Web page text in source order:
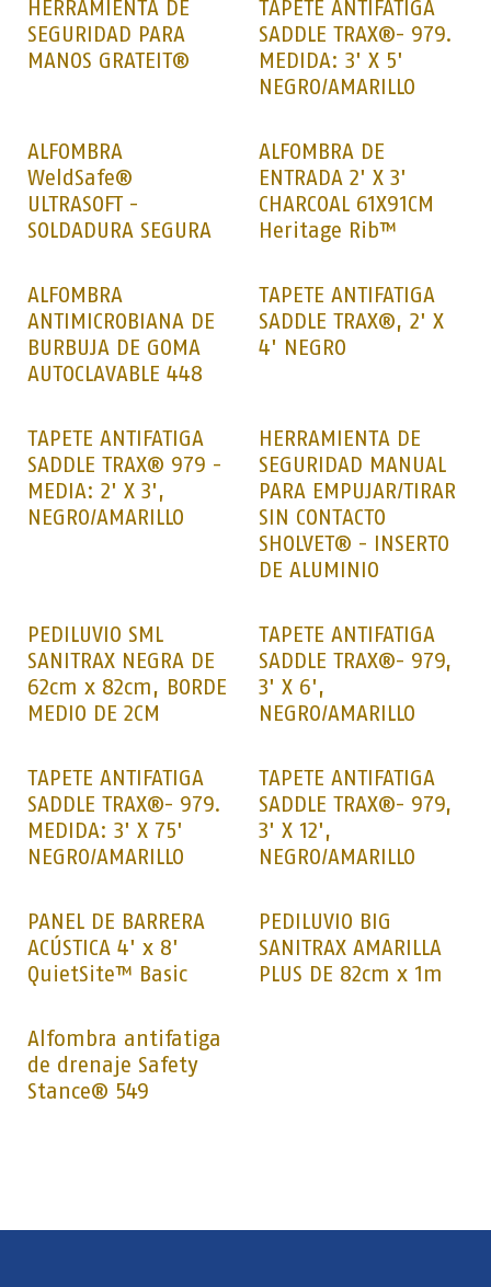
HERRAMIENTA DE
SEGURIDAD PARA
MANOS GRATEIT®
TAPETE ANTIFATIGA
SADDLE TRAX®- 979.
MEDIDA: 3' X 5'
NEGRO/AMARILLO
ALFOMBRA
WeldSafe®
ULTRASOFT -
SOLDADURA SEGURA
ALFOMBRA DE
ENTRADA 2' X 3'
CHARCOAL 61X91CM
Heritage Rib™
ALFOMBRA
ANTIMICROBIANA DE
BURBUJA DE GOMA
AUTOCLAVABLE 448
TAPETE ANTIFATIGA
SADDLE TRAX®, 2' X
4' NEGRO
TAPETE ANTIFATIGA
SADDLE TRAX® 979 -
MEDIA: 2' X 3',
NEGRO/AMARILLO
HERRAMIENTA DE
SEGURIDAD MANUAL
PARA EMPUJAR/TIRAR
SIN CONTACTO
SHOLVET® - INSERTO
DE ALUMINIO
PEDILUVIO SML
SANITRAX NEGRA DE
62cm x 82cm, BORDE
MEDIO DE 2CM
TAPETE ANTIFATIGA
SADDLE TRAX®- 979,
3' X 6',
NEGRO/AMARILLO
TAPETE ANTIFATIGA
SADDLE TRAX®- 979.
MEDIDA: 3' X 75'
NEGRO/AMARILLO
TAPETE ANTIFATIGA
SADDLE TRAX®- 979,
3' X 12',
NEGRO/AMARILLO
PANEL DE BARRERA
ACÚSTICA 4' x 8'
QuietSite™ Basic
PEDILUVIO BIG
SANITRAX AMARILLA
PLUS DE 82cm x 1m
Alfombra antifatiga
de drenaje Safety
Stance® 549